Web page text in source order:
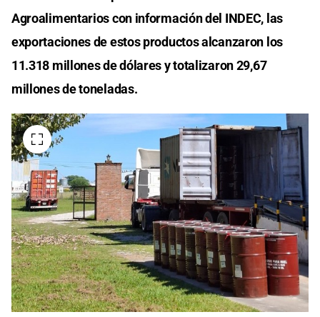
Agroalimentarios con información del INDEC, las
exportaciones de estos productos alcanzaron los
11.318 millones de dólares y totalizaron 29,67
millones de toneladas.